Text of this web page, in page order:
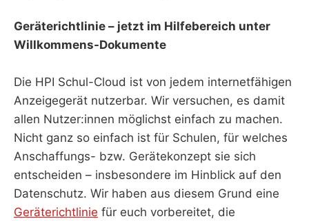
Geräterichtlinie – jetzt im Hilfebereich unter
Willkommens-Dokumente
Die HPI Schul-Cloud ist von jedem internetfähigen
Anzeigegerät nutzerbar. Wir versuchen, es damit
allen Nutzer:innen möglichst einfach zu machen.
Nicht ganz so einfach ist für Schulen, für welches
Anschaffungs- bzw. Gerätekonzept sie sich
entscheiden – insbesondere im Hinblick auf den
Datenschutz. Wir haben aus diesem Grund eine
Geräterichtlinie für euch vorbereitet, die